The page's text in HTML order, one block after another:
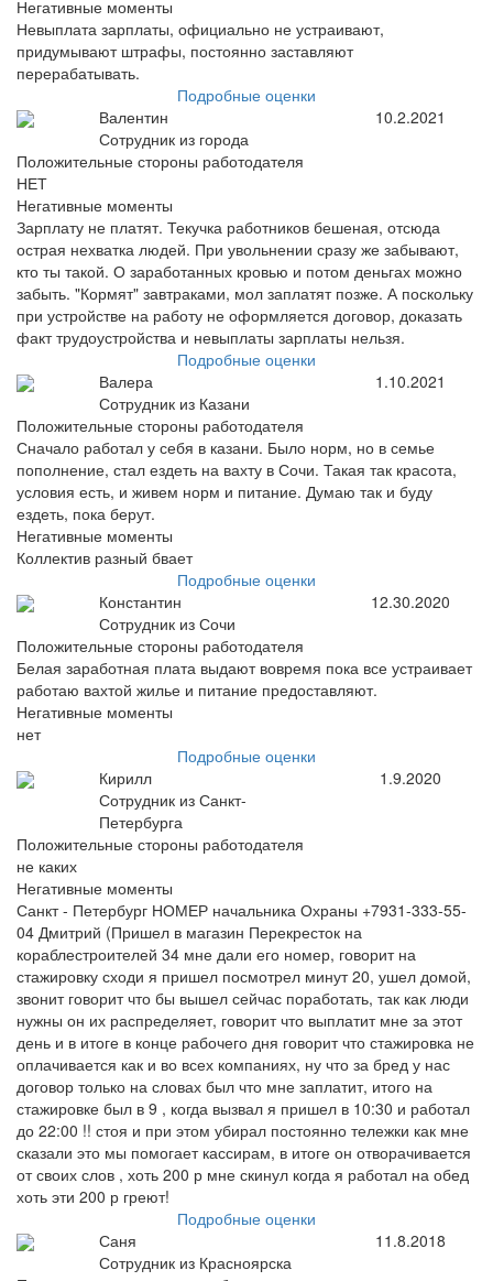
Негативные моменты
Невыплата зарплаты, официально не устраивают,
придумывают штрафы, постоянно заставляют
перерабатывать.
Подробные оценки
Валентин
Сотрудник из города
10.2.2021
Положительные стороны работодателя
НЕТ
Негативные моменты
Зарплату не платят. Текучка работников бешеная, отсюда
острая нехватка людей. При увольнении сразу же забывают,
кто ты такой. О заработанных кровью и потом деньгах можно
забыть. "Кормят" завтраками, мол заплатят позже. А поскольку
при устройстве на работу не оформляется договор, доказать
факт трудоустройства и невыплаты зарплаты нельзя.
Подробные оценки
Валера
Сотрудник из Казани
1.10.2021
Положительные стороны работодателя
Сначало работал у себя в казани. Было норм, но в семье
пополнение, стал ездеть на вахту в Сочи. Такая так красота,
условия есть, и живем норм и питание. Думаю так и буду
ездеть, пока берут.
Негативные моменты
Коллектив разный бвает
Подробные оценки
Константин
Сотрудник из Сочи
12.30.2020
Положительные стороны работодателя
Белая заработная плата выдают вовремя пока все устраивает
работаю вахтой жилье и питание предоставляют.
Негативные моменты
нет
Подробные оценки
Кирилл
Сотрудник из Санкт-
Петербурга
1.9.2020
Положительные стороны работодателя
не каких
Негативные моменты
Санкт - Петербург НОМЕР начальника Охраны +7931-333-55-
04 Дмитрий (Пришел в магазин Перекресток на
кораблестроителей 34 мне дали его номер, говорит на
стажировку сходи я пришел посмотрел минут 20, ушел домой,
звонит говорит что бы вышел сейчас поработать, так как люди
нужны он их распределяет, говорит что выплатит мне за этот
день и в итоге в конце рабочего дня говорит что стажировка не
оплачивается как и во всех компаниях, ну что за бред у нас
договор только на словах был что мне заплатит, итого на
стажировке был в 9 , когда вызвал я пришел в 10:30 и работал
до 22:00 !! стоя и при этом убирал постоянно тележки как мне
сказали это мы помогает кассирам, в итоге он отворачивается
от своих слов , хоть 200 р мне скинул когда я работал на обед
хоть эти 200 р греют!
Подробные оценки
Саня
Сотрудник из Красноярска
11.8.2018